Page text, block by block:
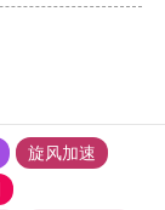
旋风加速